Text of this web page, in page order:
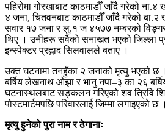
पहिरोमा गोरखाबाट काठमाडौँ जाँदै गरेको
४ जना, चितवनबाट काठमाडौँ जाँदै गरेको
सवार १७ जना र लु.१ ज ४५७७ नम्बरको
थिए । उनीहरू सवैको सनाखत भएको जिल्ला
इन्स्पेक्टर प्रह्लाद सिलवालले बताए ।
उक्त घटनामा तनहुँका २ जनाको मृत्यु भएको छ
बर्षिय लेखनाथ ओझा र भानु नपा–३ का २६
घटनास्थलबाट सङ्कलन गरिएको शव त्रिवि
पोस्टमार्टमपछि परिवारलाई जिम्मा लगाइएको छ ।
मृत्यु हुनेको पुरा नाम र ठेगानाः